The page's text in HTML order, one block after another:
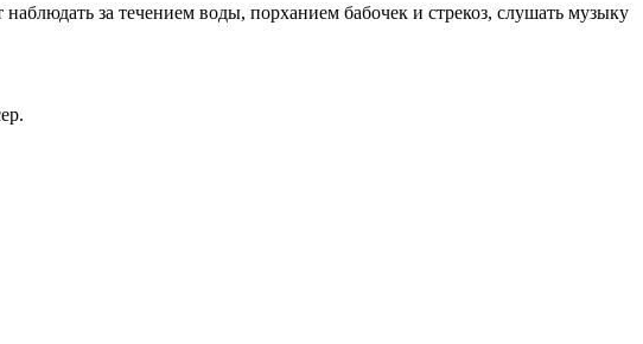
за течением воды, порханием бабочек и стрекоз, слушать музыку